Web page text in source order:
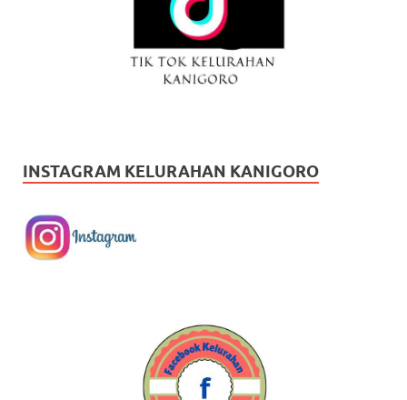
INSTAGRAM KELURAHAN KANIGORO